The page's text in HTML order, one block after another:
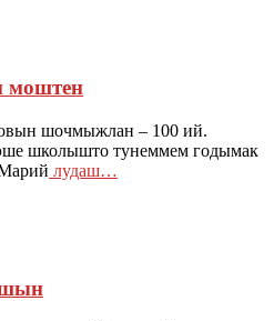
шочмыжлан – 100 ий.
школышто тунеммем годымак
лудаш…